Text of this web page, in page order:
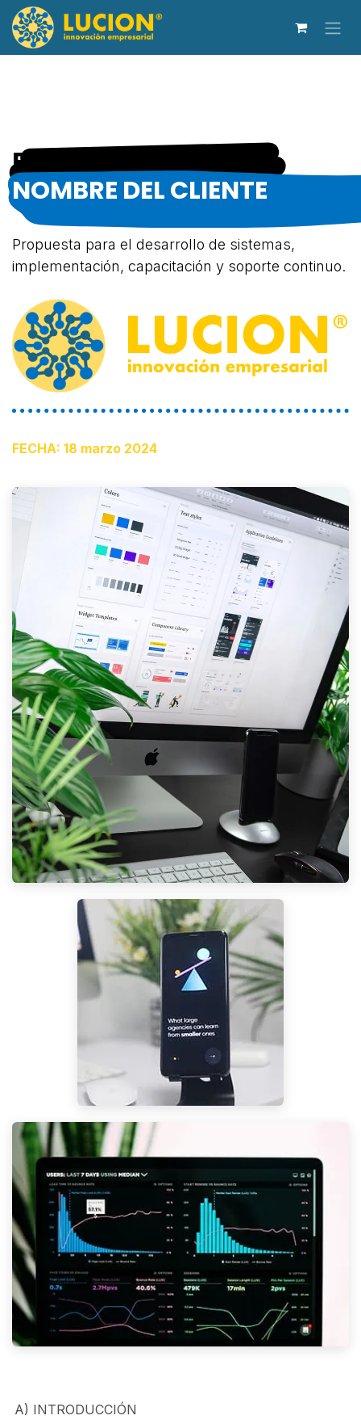
Ir al contenido
PROPUESTA:
NOMBRE DEL CLIENTE
Propuesta para el desarrollo de sistemas,
implementación, capacitación y soporte continuo.​
FECHA: 18 marzo 2024
A) INTRODUCCIÓN